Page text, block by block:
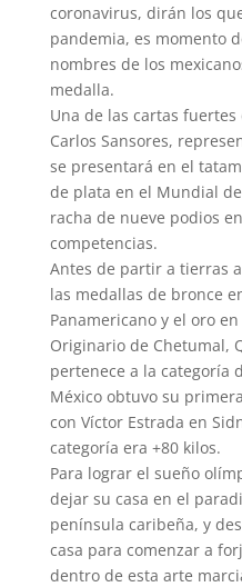
coronavirus, dirán los
pandemia, es momento
nombres de los
medalla.
Una de las cartas
Carlos Sansores,
se presentará en el
de plata en el Mundial
racha de nueve podios
competencias.
Antes de partir a tierras
las medallas de bronce
Panamericano y el oro
Originario de Chetumal,
pertenece a la categoría
México obtuvo su
con Víctor Estrada en
categoría era +80 kilos.
Para lograr el sueño
dejar su casa en el
península caribeña, y
casa para comenzar a
dentro de esta arte